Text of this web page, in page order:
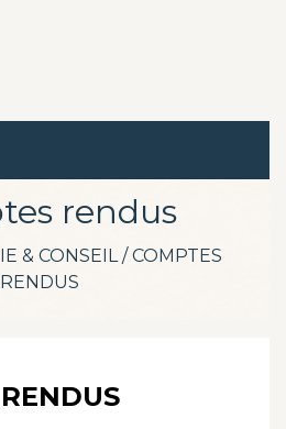
rendus
& CONSEIL/COMPTES
RENDUS